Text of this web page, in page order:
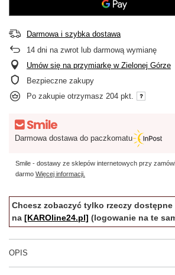
Darmowa i szybka dostawa
14 dni na zwrot lub darmową wymianę
Umów się na przymiarkę w Zielonej Górze
Bezpieczne zakupy
Po zakupie otrzymasz 204 pkt.
Darmowa dostawa do paczkomatu
Smile - dostawy ze sklepów internetowych przy
darmo Więcej informacji.
Chcesz zobaczyć tylko rzeczy
na [KAROline24.pl] (logowanie na te
OPIS